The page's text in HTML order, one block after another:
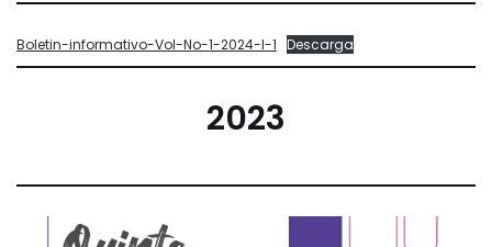
Boletin-informativo-Vol-No-1-2024-I-1 Descarga
2023